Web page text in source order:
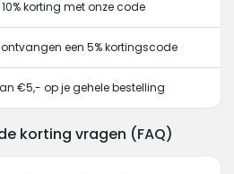
korting met onze code
een 5% kortingscode
€5,- op je gehele bestelling
korting vragen (FAQ)